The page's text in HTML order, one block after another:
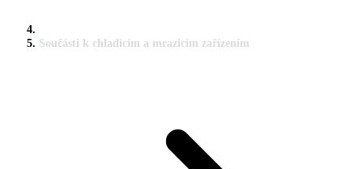
Součásti k chladicím a mrazicím zařízením